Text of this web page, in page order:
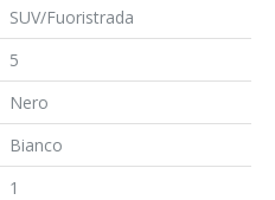
SUV/Fuoristrada
5
Nero
Bianco
1